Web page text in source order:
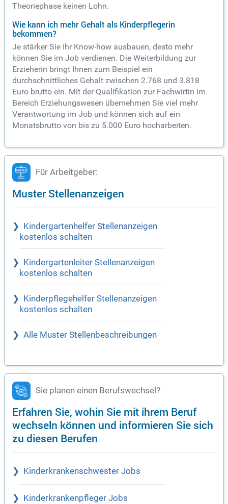
Theoriephase keinen Lohn.
Wie kann ich mehr Gehalt als Kinderpflegerin
bekommen?
Je stärker Sie Ihr Know-how ausbauen, desto mehr
können Sie im Job verdienen. Die Weiterbildung zur
Erzieherin bringt Ihnen zum Beispiel ein
durchschnittliches Gehalt zwischen 2.768 und 3.818
Euro brutto ein. Mit der Qualifikation zur Fachwirtin im
Bereich Erziehungswesen übernehmen Sie viel mehr
Verantwortung im Job und können sich auf ein
Monatsbrutto von bis zu 5.000 Euro hocharbeiten.
Für Arbeitgeber:
Muster Stellenanzeigen
Kindergartenhelfer Stellenanzeigen
kostenlos schalten
Kindergartenleiter Stellenanzeigen
kostenlos schalten
Kinderpflegehelfer Stellenanzeigen
kostenlos schalten
Alle Muster Stellenbeschreibungen
Sie planen einen Berufswechsel?
Erfahren Sie, wohin Sie mit ihrem Beruf
wechseln können und informieren Sie sich
zu diesen Berufen
Kinderkrankenschwester Jobs
Kinderkrankenpfleger Jobs